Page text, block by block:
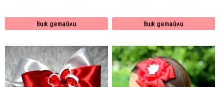
Виж детайли Виж детайли